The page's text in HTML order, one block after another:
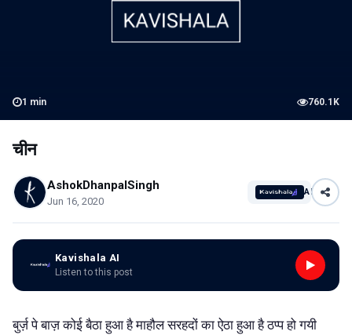
1 min 760.1K
चीन
AshokDhanpalSingh
Jun 16, 2020
AI
Kavishala AI
Listen to this post
बुर्ज़ पे बाज़ कोई बैठा हुआ है माहौल सरहदों का ऐठा हुआ है ठप्प हो गयी